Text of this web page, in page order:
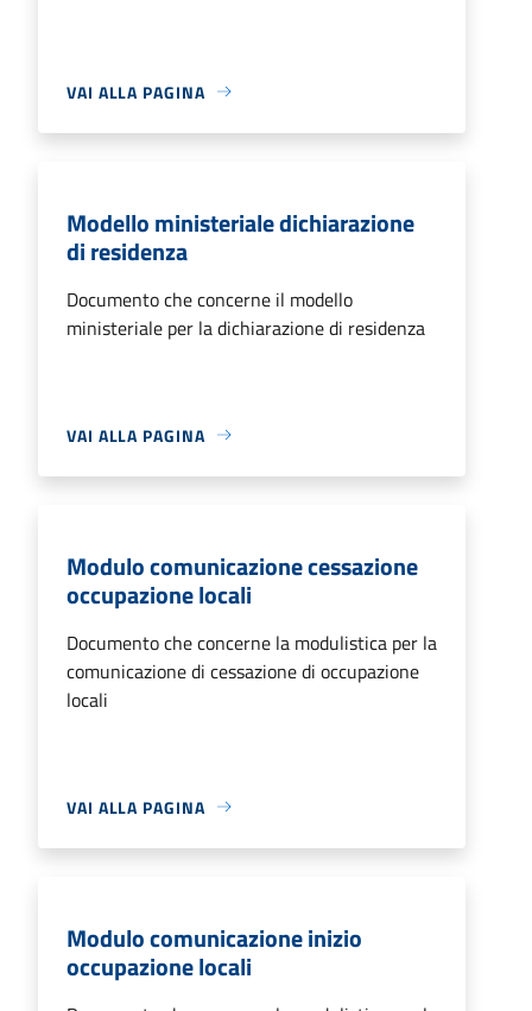
VAI ALLA PAGINA
Modello ministeriale dichiarazione
di residenza
Documento che concerne il modello
ministeriale per la dichiarazione di residenza
VAI ALLA PAGINA
Modulo comunicazione cessazione
occupazione locali
Documento che concerne la modulistica per la
comunicazione di cessazione di occupazione
locali
VAI ALLA PAGINA
Modulo comunicazione inizio
occupazione locali